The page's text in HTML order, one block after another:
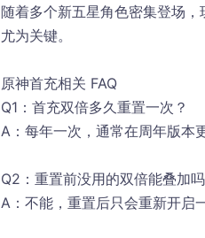
随着多个新五星角色密集登场
尤为关键。
原神首充相关 FAQ
Q1：首充双倍多久重置一次？
A：每年一次，通常在周年版本
Q2：重置前没用的双倍能叠加吗
A：不能，重置后只会重新开启